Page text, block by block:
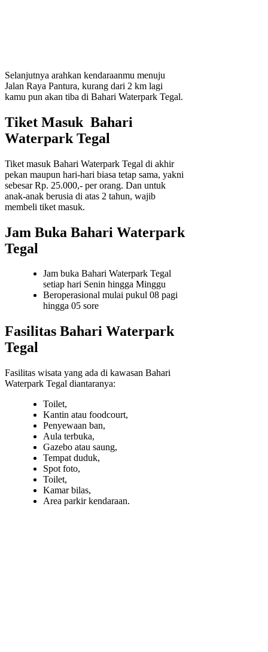
Selanjutnya arahkan kendaraanmu menuju
Jalan Raya Pantura, kurang dari 2 km lagi
kamu pun akan tiba di Bahari Waterpark Tegal.
Tiket Masuk Bahari
Waterpark Tegal
Tiket masuk Bahari Waterpark Tegal di akhir
pekan maupun hari-hari biasa tetap sama, yakni
sebesar Rp. 25.000,- per orang. Dan untuk
anak-anak berusia di atas 2 tahun, wajib
membeli tiket masuk.
Jam Buka Bahari Waterpark
Tegal
Jam buka Bahari Waterpark Tegal
setiap hari Senin hingga Minggu
Beroperasional mulai pukul 08 pagi
hingga 05 sore
Fasilitas Bahari Waterpark
Tegal
Fasilitas wisata yang ada di kawasan Bahari
Waterpark Tegal diantaranya:
Toilet,
Kantin atau foodcourt,
Penyewaan ban,
Aula terbuka,
Gazebo atau saung,
Tempat duduk,
Spot foto,
Toilet,
Kamar bilas,
Area parkir kendaraan.